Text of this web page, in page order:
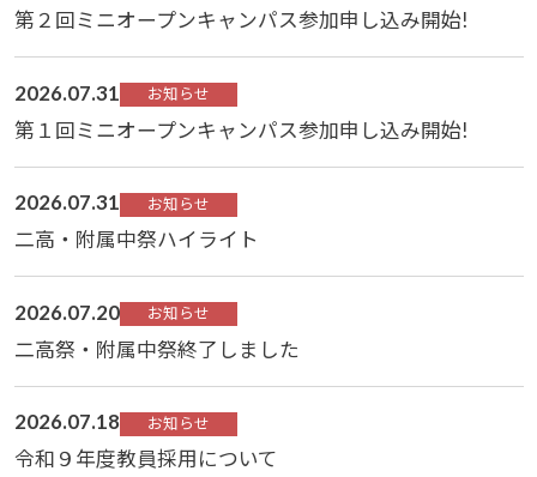
第２回ミニオープンキャンパス参加申し込み開始!
2026.07.31 お知らせ
第１回ミニオープンキャンパス参加申し込み開始!
2026.07.31 お知らせ
二高・附属中祭ハイライト
2026.07.20 お知らせ
二高祭・附属中祭終了しました
2026.07.18 お知らせ
令和９年度教員採用について